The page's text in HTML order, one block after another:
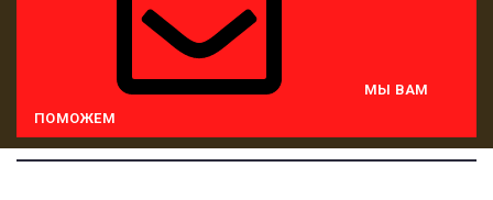
МЫ ВАМ
ПОМОЖЕМ